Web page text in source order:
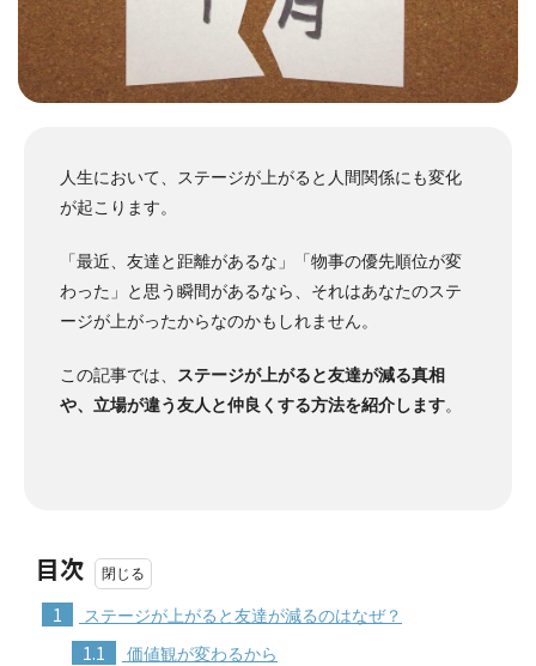
人生において、ステージが上がると人間関係にも変化
が起こります。
「最近、友達と距離があるな」「物事の優先順位が変
わった」と思う瞬間があるなら、それはあなたのステ
ージが上がったからなのかもしれません。
この記事では、
ステージが上がると友達が減る真相
や、立場が違う友人と仲良くする方法を紹介します。
目次
1 ステージが上がると友達が減るのはなぜ？
1.1 価値観が変わるから